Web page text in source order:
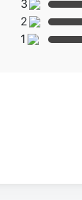
3
2
1